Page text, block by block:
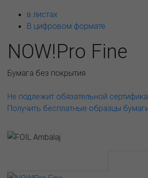
в листах
В цифровом формате
NOW!Pro Fine
Бумага без покрытия
Не подлежит обязательной
Получить бесплатные образцы